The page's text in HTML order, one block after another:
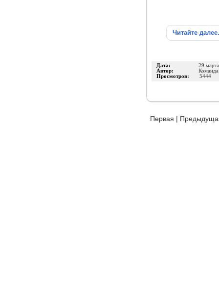
Читайте
Дата: 29
Автор:
Просмотров: 5444
Первая |